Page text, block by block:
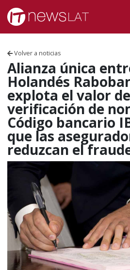
Skip to content
Volver a noticias
Alianza única
Holandés
explota el valor
verificación de
Código bancario
que las
reduzcan el
VENEZUELA
ECUADOR
PERÚ
CHILE